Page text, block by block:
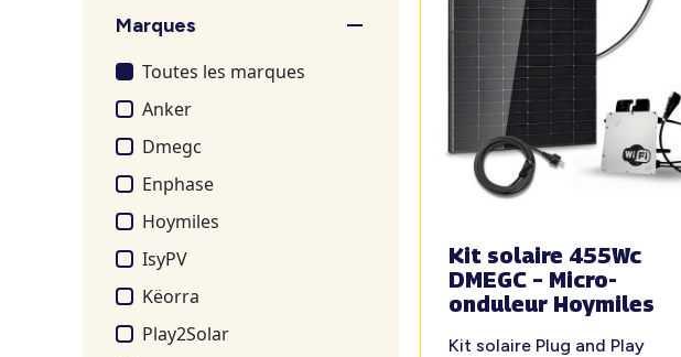
Marques
Toutes les marques
Anker
Dmegc
Enphase
Hoymiles
IsyPV
Këorra
Play2Solar
Kit solaire 455Wc
DMEGC – Micro-
onduleur Hoymiles
Kit solaire Plug and Play